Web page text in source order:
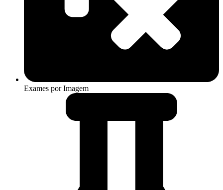
Exames por Imagem